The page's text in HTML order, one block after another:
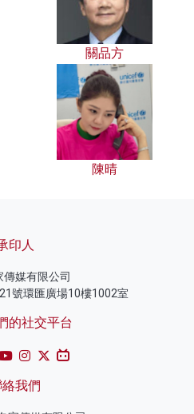
關品方
陳晴
印人
傳媒有限公司
號環匯廣場10樓1002室
的社交平台
我們